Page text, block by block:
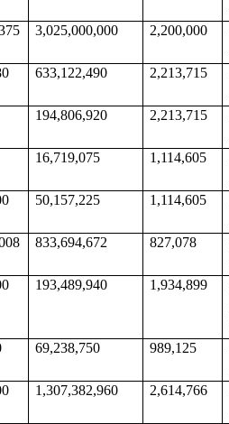
2,200,000
3,025,000,000
2,213,715
633,122,490
2,213,715
194,806,920
1,114,605
16,719,075
1,114,605
50,157,225
827,078
833,694,672
1,934,899
193,489,940
989,125
69,238,750
2,614,766
1,307,382,960